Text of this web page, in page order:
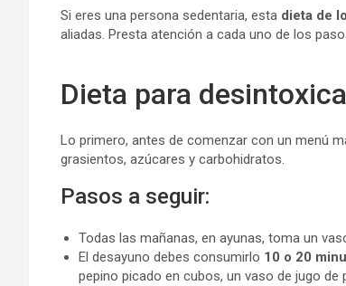
Si eres una persona sedentaria, esta dieta de
aliadas. Presta atención a cada uno de los
Dieta para
Lo primero, antes de comenzar con un menú
grasientos, azúcares y carbohidratos.
Pasos a seguir:
Todas las mañanas, en ayunas, toma un
El desayuno debes consumirlo 10 o 20
pepino picado en cubos, un vaso de jugo